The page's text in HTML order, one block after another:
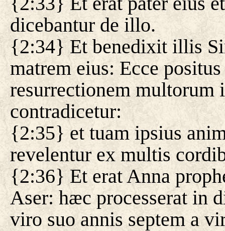
dicebantur de illo.
{2:34} Et benedixit illis
matrem eius: Ecce
resurrectionem multorum
contradicetur:
{2:35} et tuam ipsius
revelentur ex multis
{2:36} Et erat Anna
Aser: hæc processerat in
viro suo annis septem a